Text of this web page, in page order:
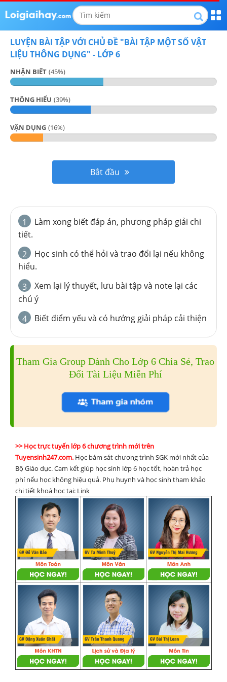
LUYỆN BÀI TẬP VỚI CHỦ ĐỀ "BÀI TẬP MỘT SỐ VẬT
LIỆU THÔNG DỤNG" - LỚP 6
NHẬN BIẾT (45%)
THÔNG HIỂU (39%)
VẬN DỤNG (16%)
Bắt đầu
1
Làm xong biết đáp án, phương pháp giải chi
tiết.
2
Học sinh có thể hỏi và trao đổi lại nếu không
hiểu.
3
Xem lại lý thuyết, lưu bài tập và note lại các
chú ý
4
Biết điểm yếu và có hướng giải pháp cải thiện
Tham Gia Group Dành Cho Lớp 6 Chia Sẻ, Trao
Đổi Tài Liệu Miễn Phí
>> Học trực tuyến lớp 6 chương trình mới trên
Tuyensinh247.com. Học bám sát chương trình SGK mới nhất của
Bộ Giáo dục. Cam kết giúp học sinh lớp 6 học tốt, hoàn trả học
phí nếu học không hiệu quả. Phụ huynh và học sinh tham khảo
chi tiết khoá học tại: Link